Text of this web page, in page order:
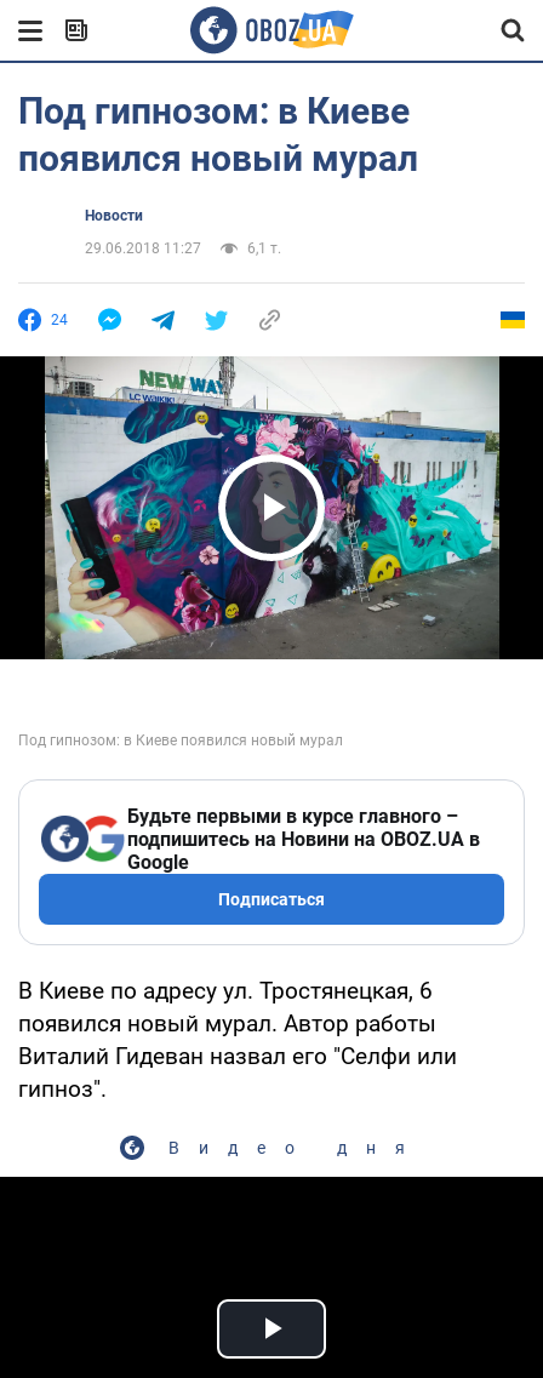
Под гипнозом: в Киеве
появился новый мурал
Новости
29.06.2018 11:27
6,1 т.
24
Play Video
Будьте первыми в курсе главного –
подпишитесь на Новини на OBOZ.UA в
Google
Подписаться
В Киеве по адресу ул. Тростянецкая, 6
появился новый мурал. Автор работы
Виталий Гидеван назвал его "Селфи или
гипноз".
Видео дня
Play Video